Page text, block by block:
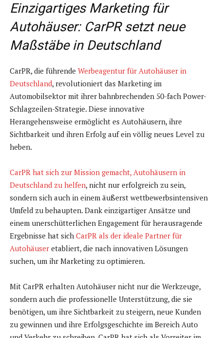
Einzigartiges Marketing für
Autohäuser: CarPR setzt neue
Maßstäbe in Deutschland
CarPR, die führende Werbeagentur für Autohäuser in
Deutschland, revolutioniert das Marketing im
Automobilsektor mit ihrer bahnbrechenden 50-fach Power-
Schlagzeilen-Strategie. Diese innovative
Herangehensweise ermöglicht es Autohäusern, ihre
Sichtbarkeit und ihren Erfolg auf ein völlig neues Level zu
heben.
CarPR hat sich zur Mission gemacht, Autohäusern in
Deutschland zu helfen, nicht nur erfolgreich zu sein,
sondern sich auch in einem äußerst wettbewerbsintensiven
Umfeld zu behaupten. Dank einzigartiger Ansätze und
einem unerschütterlichen Engagement für herausragende
Ergebnisse hat sich CarPR als der ideale Partner für
Autohäuser etabliert, die nach innovativen Lösungen
suchen, um ihr Marketing zu optimieren.
Mit CarPR erhalten Autohäuser nicht nur die Werkzeuge,
sondern auch die professionelle Unterstützung, die sie
benötigen, um ihre Sichtbarkeit zu steigern, neue Kunden
zu gewinnen und ihre Erfolgsgeschichte im Bereich Auto